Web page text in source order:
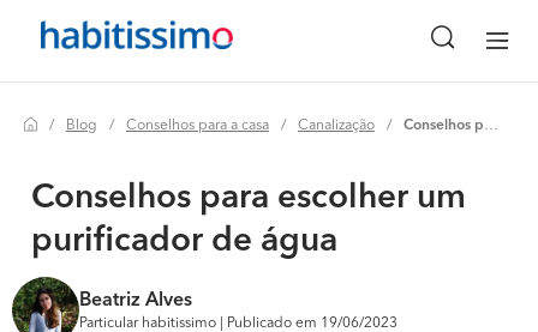
Blog Conselhos para a casa Canalização Conselhos para escolher um purificador de água
Conselhos para escolher um
purificador de água
Beatriz Alves
Particular habitissimo | Publicado em 19/06/2023